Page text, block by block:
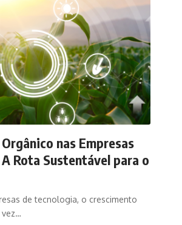
nas Empresas
Rota Sustentável para o
de tecnologia, o crescimento